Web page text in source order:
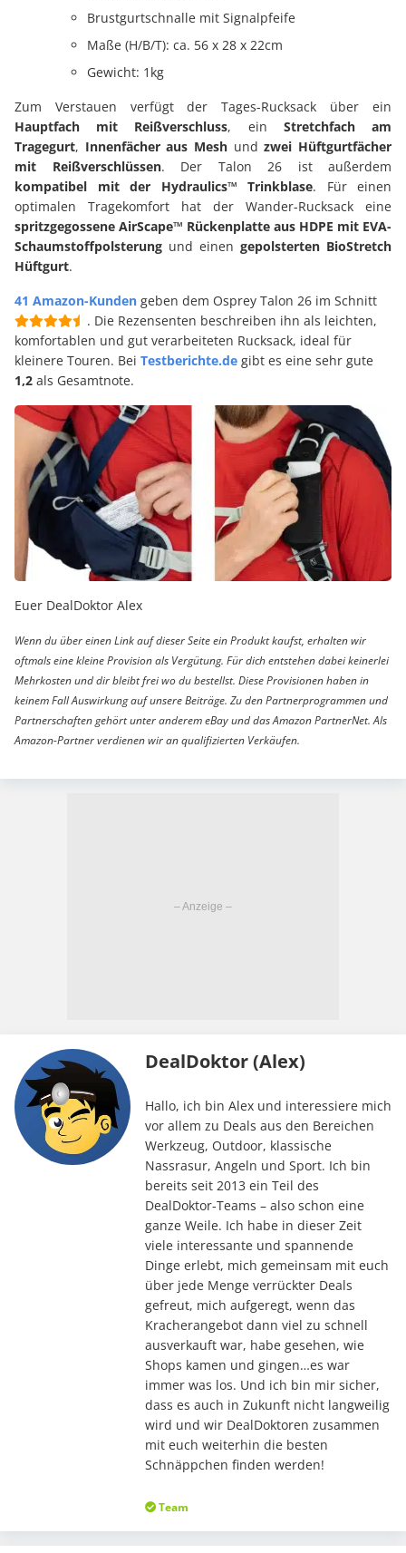
Brustgurtschnalle mit Signalpfeife
Maße (H/B/T): ca. 56 x 28 x 22cm
Gewicht: 1kg
Zum Verstauen verfügt der Tages-Rucksack über ein
Hauptfach mit Reißverschluss, ein Stretchfach am
Tragegurt, Innenfächer aus Mesh undzwei Hüftgurtfächer
mit Reißverschlüssen. Der Talon 26 ist außerdem
kompatibel mit der Hydraulics™ Trinkblase. Für einen
optimalen Tragekomfort hat der Wander-Rucksack eine
spritzgegossene AirScape™ Rückenplatte aus HDPE mit EVA-
Schaumstoffpolsterung und einen gepolsterten BioStretch
Hüftgurt.
41 Amazon-Kunden geben dem Osprey Talon 26 im Schnitt
. Die Rezensenten beschreiben ihn als leichten,
komfortablen und gut verarbeiteten Rucksack, ideal für
kleinere Touren. Bei Testberichte.de gibt es eine sehr gute
1,2 als Gesamtnote.
Euer DealDoktor Alex
Wenn du über einen Link auf dieser Seite ein Produkt kaufst, erhalten wir
oftmals eine kleine Provision als Vergütung. Für dich entstehen dabei keinerlei
Mehrkosten und dir bleibt frei wo du bestellst. Diese Provisionen haben in
keinem Fall Auswirkung auf unsere Beiträge. Zu den Partnerprogrammen und
Partnerschaften gehört unter anderem eBay und das Amazon PartnerNet. Als
Amazon-Partner verdienen wir an qualifizierten Verkäufen.
DealDoktor (Alex)
Hallo, ich bin Alex und interessiere mich
vor allem zu Deals aus den Bereichen
Werkzeug, Outdoor, klassische
Nassrasur, Angeln und Sport. Ich bin
bereits seit 2013 ein Teil des
DealDoktor-Teams – also schon eine
ganze Weile. Ich habe in dieser Zeit
viele interessante und spannende
Dinge erlebt, mich gemeinsam mit euch
über jede Menge verrückter Deals
gefreut, mich aufgeregt, wenn das
Kracherangebot dann viel zu schnell
ausverkauft war, habe gesehen, wie
Shops kamen und gingen…es war
immer was los. Und ich bin mir sicher,
dass es auch in Zukunft nicht langweilig
wird und wir DealDoktoren zusammen
mit euch weiterhin die besten
Schnäppchen finden werden!
Team